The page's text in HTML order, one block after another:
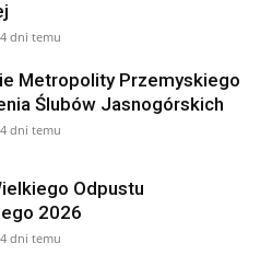
4 dni temu
Metropolity Przemyskiego
Ślubów Jasnogórskich
4 dni temu
Odpustu
2026
4 dni temu